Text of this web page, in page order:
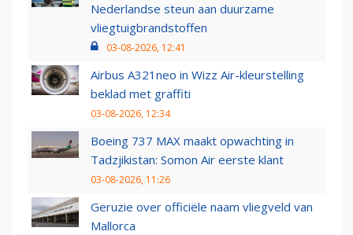
Nederlandse steun aan duurzame
vliegtuigbrandstoffen
03-08-2026, 12:41
Airbus A321neo in Wizz Air-kleurstelling
beklad met graffiti
03-08-2026, 12:34
Boeing 737 MAX maakt opwachting in
Tadzjikistan: Somon Air eerste klant
03-08-2026, 11:26
Geruzie over officiële naam vliegveld van
Mallorca